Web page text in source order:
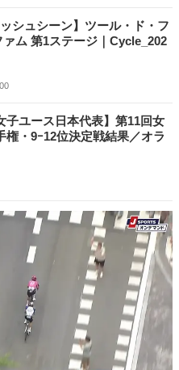
ッシュシーン】ツール・ド・フ
ァム 第1ステージ｜Cycle_202
子ユース日本代表】第11回女
権・9ｰ12位決定戦結果／オラ